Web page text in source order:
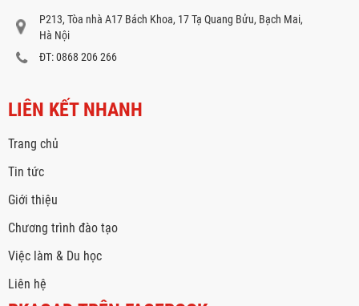
P213, Tòa nhà A17 Bách Khoa, 17 Tạ Quang Bửu, Bạch Mai,
Hà Nội
ĐT: 0868 206 266
LIÊN KẾT NHANH
Trang chủ
Tin tức
Giới thiệu
Chương trình đào tạo
Việc làm & Du học
Liên hệ